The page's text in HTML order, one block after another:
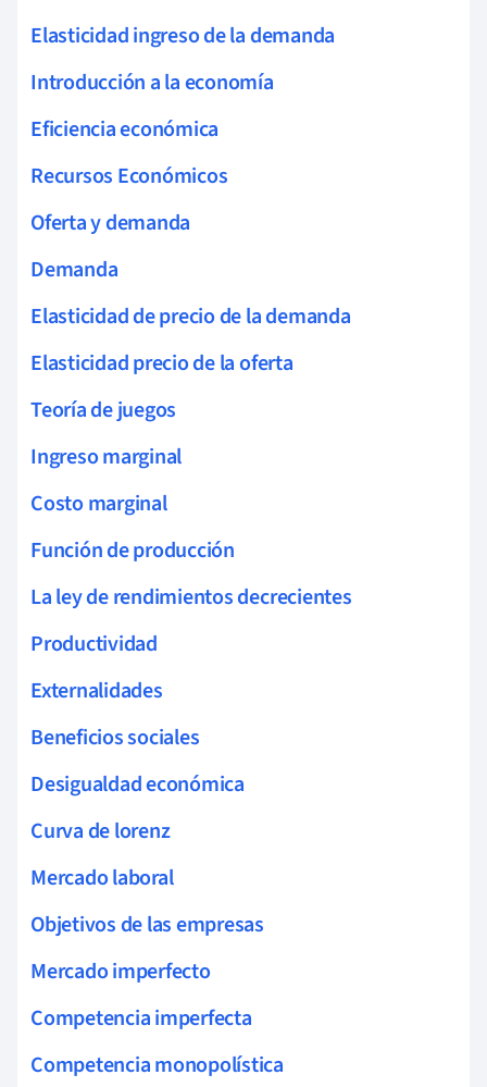
Elasticidad ingreso de la demanda
Introducción a la economía
Eficiencia económica
Recursos Económicos
Oferta y demanda
Demanda
Elasticidad de precio de la demanda
Elasticidad precio de la oferta
Teoría de juegos
Ingreso marginal
Costo marginal
Función de producción
La ley de rendimientos decrecientes
Productividad
Externalidades
Beneficios sociales
Desigualdad económica
Curva de lorenz
Mercado laboral
Objetivos de las empresas
Mercado imperfecto
Competencia imperfecta
Competencia monopolística